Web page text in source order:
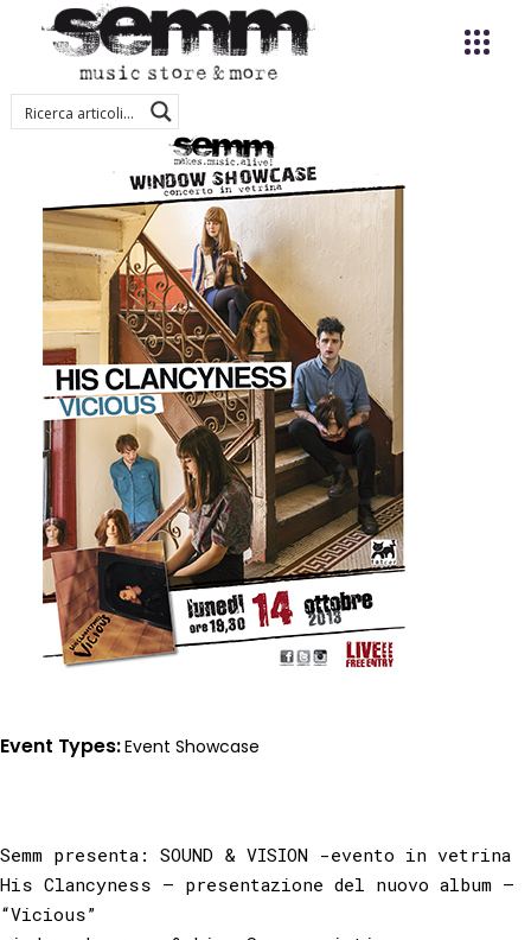
Event Types Event Showcase
Semm presenta: SOUND & VISION -evento in vetrina
His Clancyness – presentazione del nuovo album –
“Vicious”